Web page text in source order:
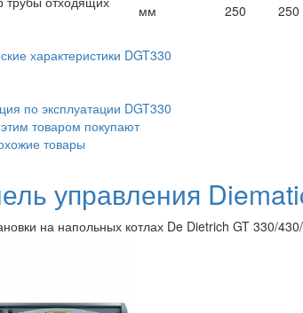
мм 250 250
характеристики DGT330
по эксплуатации DGT330
товаром покупают
товары
управления
на напольных котлах De Dietrich GT 330/